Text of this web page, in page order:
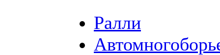
Ралли